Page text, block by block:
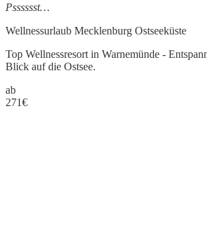
Psssssst…
Wellnessurlaub Mecklenburg Ostseeküste
Top Wellnessresort in Warnemünde -
Blick auf die Ostsee.
ab
271€